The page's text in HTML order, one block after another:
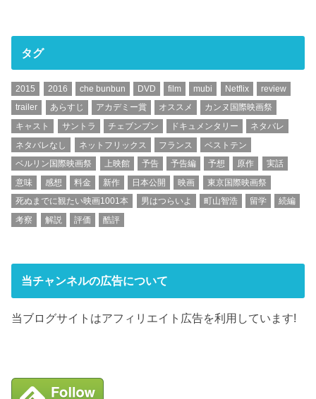
タグ
2015 2016 che bunbun DVD film mubi Netflix
review
trailer
あらすじ アカデミー賞 オススメ
カンヌ国際映画祭
キャスト
サントラ チェブンブン ドキュメンタリー
ネタバレ
ネタバレなし
ネットフリックス フランス
ベストテン
ベルリン国際映画祭
上映館 予告 予告編 予想 原作
実話
意味
感想 料金 新作 日本公開 映画
東京国際映画祭
死ぬまでに観たい映画1001本
男はつらいよ 町山智浩 留学
続編
考察
解説 評価 酷評
当チャンネルの広告について
当ブログサイトはアフィリエイト広告を利用しています!